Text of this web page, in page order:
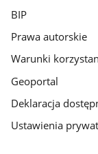
BIP
Prawa autorskie
Warunki
Geoportal
Deklaracja
Ustawienia